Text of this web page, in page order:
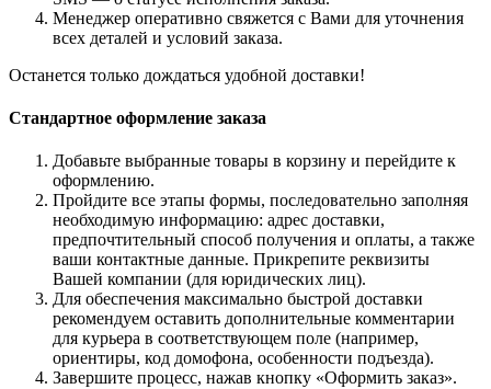
Менеджер оперативно свяжется с Вами для уточнения
всех деталей и условий заказа.
Останется только дождаться удобной доставки!
Стандартное оформление заказа
Добавьте выбранные товары в корзину и перейдите к
оформлению.
Пройдите все этапы формы, последовательно заполняя
необходимую информацию: адрес доставки,
предпочтительный способ получения и оплаты, а также
ваши контактные данные. Прикрепите реквизиты
Вашей компании (для юридических лиц).
Для обеспечения максимально быстрой доставки
рекомендуем оставить дополнительные комментарии
для курьера в соответствующем поле (например,
ориентиры, код домофона, особенности подъезда).
Завершите процесс, нажав кнопку «Оформить заказ».